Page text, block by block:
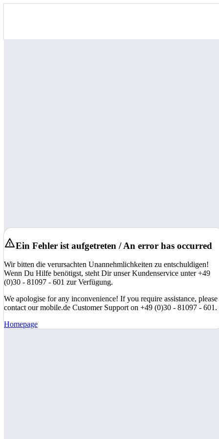
Ein Fehler ist aufgetreten / An error has occurred
Wir bitten die verursachten Unannehmlichkeiten zu entschuldigen!
Wenn Du Hilfe benötigst, steht Dir unser Kundenservice unter +49
(0)30 - 81097 - 601 zur Verfügung.
We apologise for any inconvenience! If you require assistance, please
contact our mobile.de Customer Support on +49 (0)30 - 81097 - 601.
Homepage